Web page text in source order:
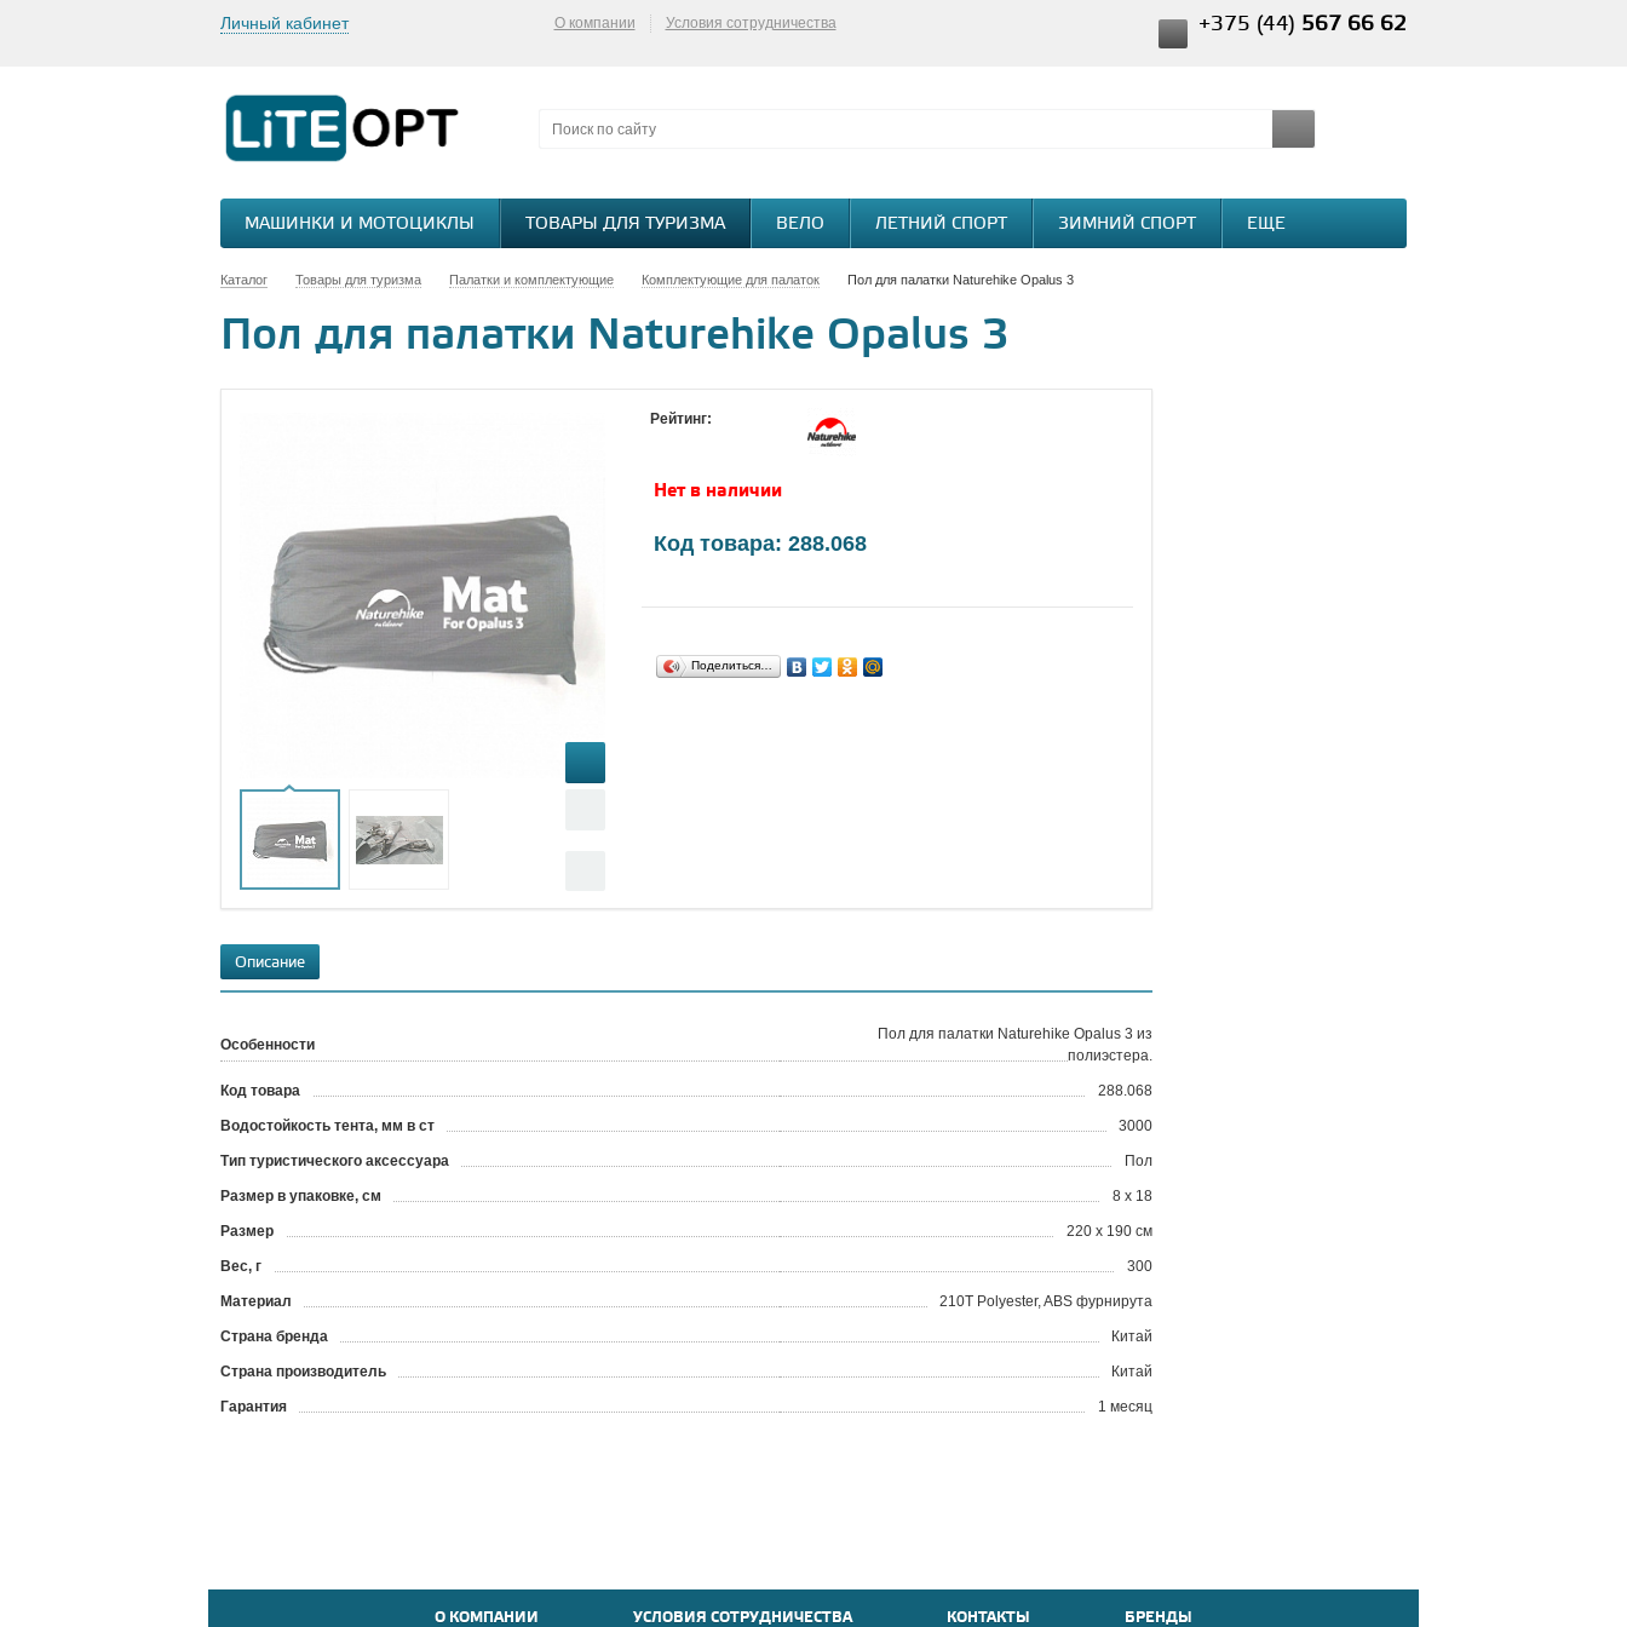
Личный кабинет О компании Условия сотрудничества +375 (44) 567 66 62
МАШИНКИ И МОТОЦИКЛЫ ТОВАРЫ ДЛЯ ТУРИЗМА ВЕЛО ЛЕТНИЙ СПОРТ ЗИМНИЙ СПОРТ ЕЩЕ
Каталог Товары для туризма Палатки и комплектующие Комплектующие для палаток Пол для палатки Naturehike Opalus 3
Пол для палатки Naturehike Opalus 3
Рейтинг:
Нет в наличии
Код товара: 288.068
Поделиться…
Описание
Особенности
Пол для палатки Naturehike Opalus 3 из
полиэстера.
Код товара 288.068
Водостойкость тента, мм в ст 3000
Тип туристического аксессуара Пол
Размер в упаковке, см 8 x 18
Размер 220 x 190 см
Вес, г 300
Материал 210T Polyester, ABS фурнирута
Страна бренда Китай
Страна производитель Китай
Гарантия 1 месяц
О КОМПАНИИ УСЛОВИЯ СОТРУДНИЧЕСТВА КОНТАКТЫ БРЕНДЫ